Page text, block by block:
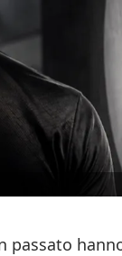
passato